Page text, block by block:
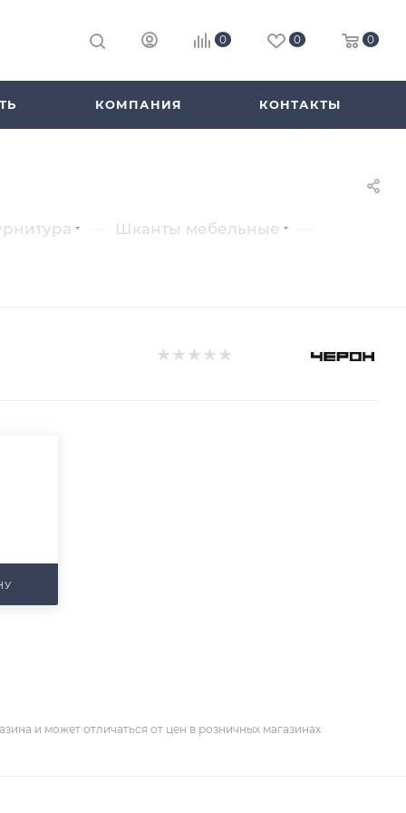
0 0 0
КОМПАНИЯ КОНТАКТЫ
Шканты мебельные
и может отличаться от цен в розничных магазинах